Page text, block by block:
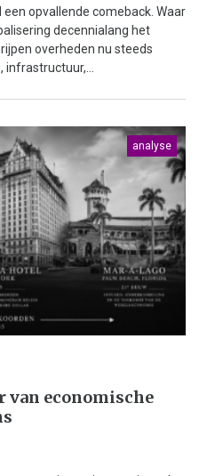
opvallende comeback. Waar
decennialang het
overheden nu steeds
analyse
van economische